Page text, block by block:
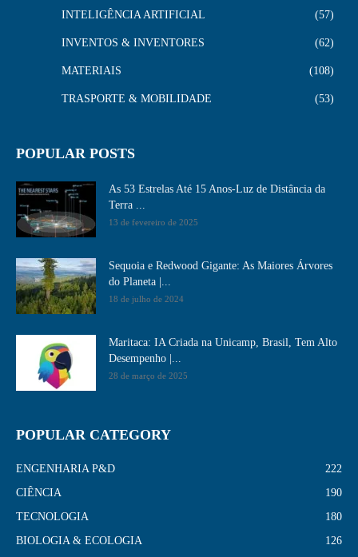
INTELIGÊNCIA ARTIFICIAL 57
INVENTOS & INVENTORES 62
MATERIAIS 108
TRASPORTE & MOBILIDADE 53
POPULAR POSTS
As 53 Estrelas Até 15 Anos-Luz de Distância da
Terra ...
13 de fevereiro de 2025
Sequoia e Redwood Gigante: As Maiores Árvores
do Planeta |...
18 de julho de 2024
Maritaca: IA Criada na Unicamp, Brasil, Tem Alto
Desempenho​ |...
28 de março de 2025
POPULAR CATEGORY
ENGENHARIA P&D
222
CIÊNCIA
190
TECNOLOGIA
180
BIOLOGIA & ECOLOGIA
126